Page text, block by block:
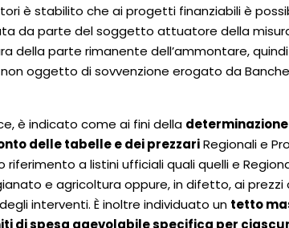
è stabilito che ai progetti finanziabili è
da parte del soggetto attuatore della
della parte rimanente dell’ammontare,
oggetto di sovvenzione erogato da Banche
è indicato come ai fini della
delle tabelle e dei prezzariRegionali e
a listini ufficiali quali quelli e
e agricoltura oppure, in difetto, ai prezzi
interventi. È inoltre individuato un tetto
di spesa agevolabile specifica per